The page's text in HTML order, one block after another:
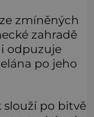
zmíněných
zahradě
odpuzuje
po jeho
slouží po bitvě